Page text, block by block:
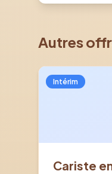
Autres
Intérim
Cariste